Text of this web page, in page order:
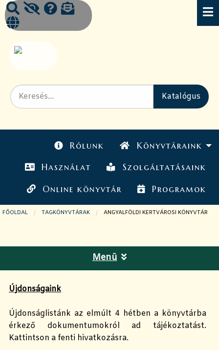
Rólunk Könyvtáraink
Használat Szolgáltatásaink
Online könyvtár Programok
FŐOLDAL TAGKÖNYVTÁRAK JELENLEGI OLDAL:
ANGYALFÖLDI KERTVÁROSI KÖNYVTÁR
Menü
Újdonságaink
Újdonságlistánk az elmúlt 4 hétben a könyvtárba
érkező dokumentumokról ad tájékoztatást.
Kattintson a fenti hivatkozásra.